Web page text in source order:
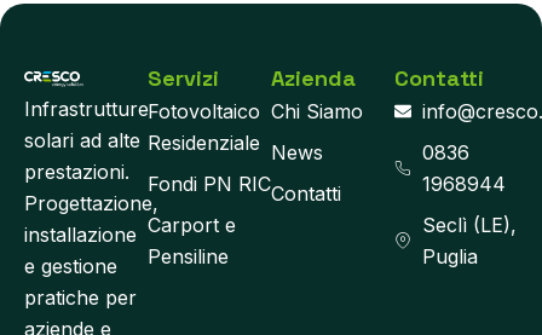
Infrastrutture
solari ad alte
prestazioni.
Progettazione,
installazione
e gestione
pratiche per
aziende e
Servizi
Fotovoltaico
Residenziale
Fondi PN RIC
Carport e
Pensiline
Azienda
Chi Siamo
News
Contatti
Contatti
0836
1968944
Seclì (LE),
Puglia